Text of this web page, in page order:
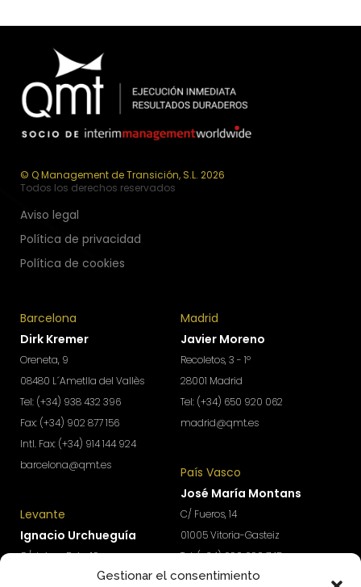
Gestionar el consentimiento
© Q Management de Transición, S.L. 2026
Todos los derechos reservados
Aviso legal
Política de privacidad
Política de cookies
Barcelona
Dirk Kremer
Oreneta, 9
08480 L´Ametlla del Vallès
Tel: (+34) 938 432 396
Fax: (+34) 902 877 156
Intl. Fax: (+34) 914 144 924
barcelona@qmt.es
Levante
Ignacio Urchueguía
C/ Jaime Roig, 19
Madrid
Javier Moreno
Recoletos, 3 - 1º
28001 Madrid
Tel: (+34) 650 920 062
madrid@qmt.es
País Vasco
José María Montans
C/ Fueros, 14
01005 Vitoria-Gasteiz
Tel: (+34) 690 690 745
paisvasco@qmt.es